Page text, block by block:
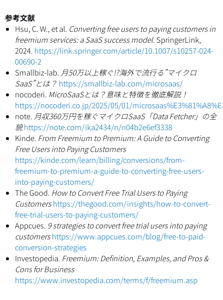
参考文献
Hsu, C. W., et al. Converting free users to paying customers in
freemium services: a SaaS success model. SpringerLink,
2024. https://link.springer.com/article/10.1007/s10257-024-
00690-2
Smallbiz-lab. 月50万以上稼ぐ⁉︎海外で流行る”マイクロ
SaaS”とは？ https://smallbiz-lab.com/microsaas/
nocoderi. MicroSaaSとは？意味と特徴を徹底解説！
https://nocoderi.co.jp/2025/05/01/
note. 月収360万円を稼ぐマイクロSaaS「Data Fetcher」の全
貌https://note.com/ika2434/n/n04b2e6ef3338
Kinde. From Freemium to Premium: A Guide to Converting
Free Users into Paying Customers
https://kinde.com/learn/billing/conversions/from-
freemium-to-premium-a-guide-to-converting-free-users-
into-paying-customers/
The Good. How to Convert Free Trial Users to Paying
Customershttps://thegood.com/insights/how-to-convert-
free-trial-users-to-paying-customers/
Appcues. 9 strategies to convert free trial users into paying
customershttps://www.appcues.com/blog/free-to-paid-
conversion-strategies
Investopedia. Freemium: Definition, Examples, and Pros &
Cons for Business
https://www.investopedia.com/terms/f/freemium.asp